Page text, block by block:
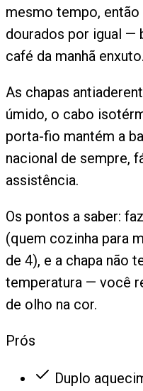
mesmo tempo,
dourados por igual —
café da manhã enxuto.
As chapas
úmido, o cabo
porta-fio mantém a
nacional de sempre,
assistência.
Os pontos a saber:
(quem cozinha para
de 4), e a chapa não
temperatura — você
de olho na cor.
Prós
Duplo